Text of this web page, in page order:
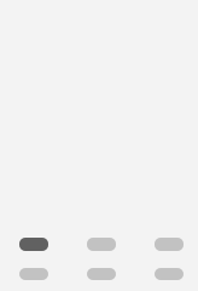
Seleziona lingua